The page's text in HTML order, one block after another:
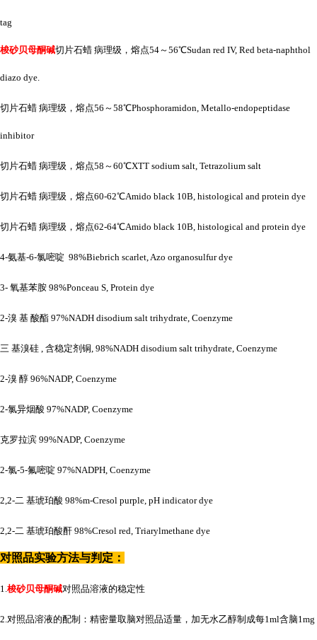
tag
梭砂贝母酮碱切片石蜡 病理级，熔点54～56℃Sudan red IV, Red beta-naphthol
diazo dye.
切片石蜡 病理级，熔点56～58℃Phosphoramidon, Metallo-endopeptidase
inhibitor
切片石蜡 病理级，熔点58～60℃XTT sodium salt, Tetrazolium salt
切片石蜡 病理级，熔点60-62℃Amido black 10B, histological and protein dye
切片石蜡 病理级，熔点62-64℃Amido black 10B, histological and protein dye
4-氨基-6-氯嘧啶 98%Biebrich scarlet, Azo organosulfur dye
3- 氧基苯胺 98%Ponceau S, Protein dye
2-溴 基 酸酯 97%NADH disodium salt trihydrate, Coenzyme
三 基溴硅 , 含稳定剂铜, 98%NADH disodium salt trihydrate, Coenzyme
2-溴 醇 96%NADP, Coenzyme
2-氯异烟酸 97%NADP, Coenzyme
克罗拉滨 99%NADP, Coenzyme
2-氯-5-氟嘧啶 97%NADPH, Coenzyme
2,2-二 基琥珀酸 98%m-Cresol purple, pH indicator dye
2,2-二 基琥珀酸酐 98%Cresol red, Triarylmethane dye
对照品实验方法与判定：
1.梭砂贝母酮碱对照品溶液的稳定性
2.对照品溶液的配制：精密量取脑对照品适量，加无水乙醇制成每1ml含脑1mg